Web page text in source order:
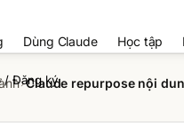
Dùng Claude Học tập
/ Đăng ký
›Claude repurpose nội